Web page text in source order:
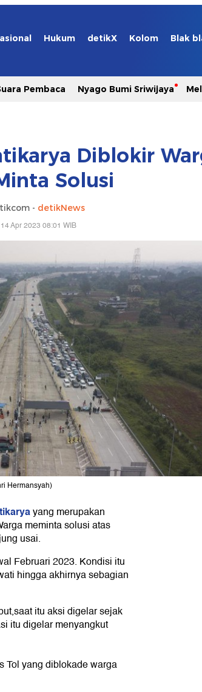
Hukum detikX Kolom Blak
Pembaca Nyago Bumi Sriwijaya
Diblokir
Solusi
- detikNews
Apr 2023 08:01 WIB
Hermansyah)
yang merupakan
meminta solusi atas
usai.
Februari 2023. Kondisi itu
hingga akhirnya sebagian
itu aksi digelar sejak
itu digelar menyangkut
Tol yang diblokade warga